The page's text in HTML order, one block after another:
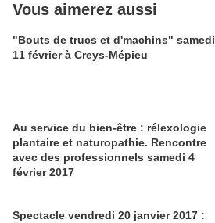
Vous aimerez aussi
"Bouts de trucs et d'machins" samedi
11 février à Creys-Mépieu
Au service du bien-être : rélexologie
plantaire et naturopathie. Rencontre
avec des professionnels samedi 4
février 2017
Spectacle vendredi 20 janvier 2017 :